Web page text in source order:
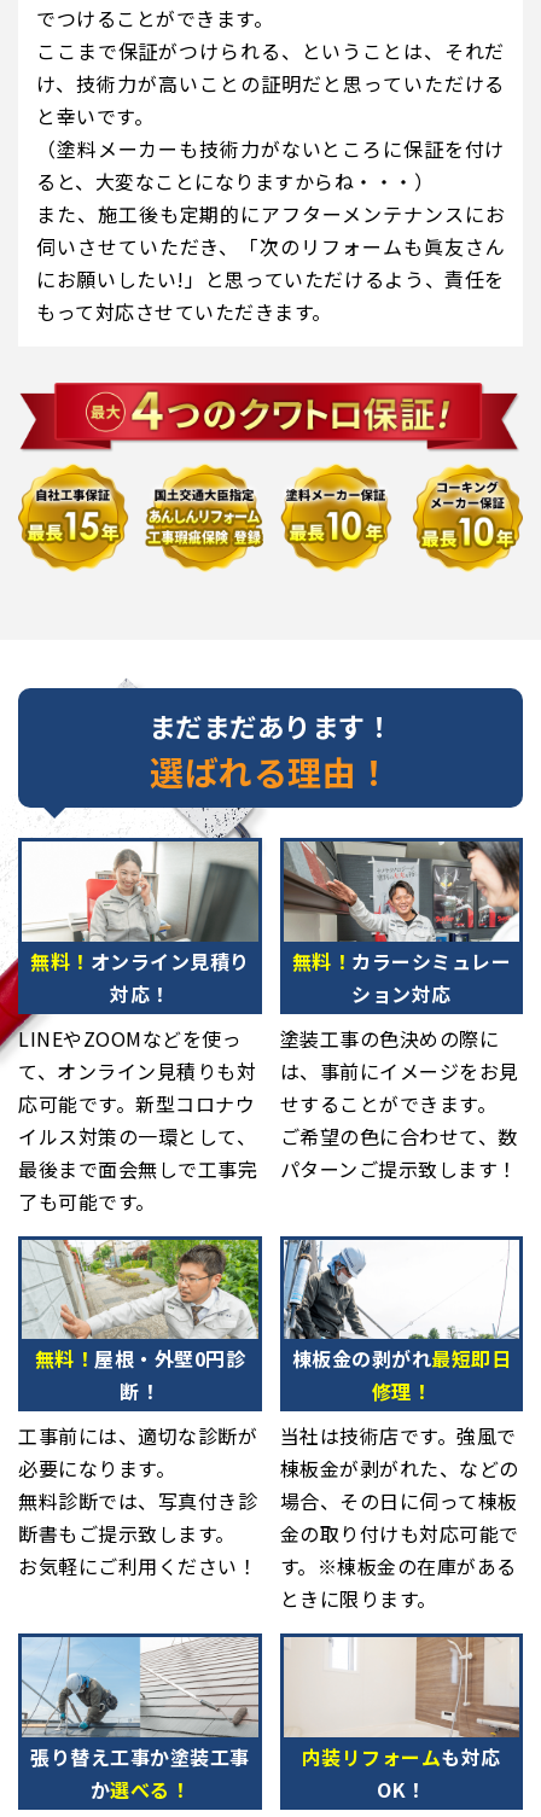
でつけることができます。
ここまで保証がつけられる、ということは、それだ
け、技術力が高いことの証明だと思っていただける
と幸いです。
（塗料メーカーも技術力がないところに保証を付け
ると、大変なことになりますからね・・・）
また、施工後も定期的にアフターメンテナンスにお
伺いさせていただき、「次のリフォームも眞友さん
にお願いしたい!」と思っていただけるよう、責任を
もって対応させていただきます。
まだまだあります！
選ばれる理由！
無料！ オンライン見積り
対応！
LINEやZOOMなどを使っ
て、オンライン見積りも対
応可能です。新型コロナウ
イルス対策の一環として、
最後まで面会無しで工事完
了も可能です。
無料！ カラーシミュレー
ション対応
塗装工事の色決めの際に
は、事前にイメージをお見
せすることができます。
ご希望の色に合わせて、数
パターンご提示致します！
無料！ 屋根・外壁0円診
断！
工事前には、適切な診断が
必要になります。
無料診断では、写真付き診
断書もご提示致します。
お気軽にご利用ください！
棟板金の剥がれ最短即日
修理！
当社は技術店です。強風で
棟板金が剥がれた、などの
場合、その日に伺って棟板
金の取り付けも対応可能で
す。※棟板金の在庫がある
ときに限ります。
張り替え工事か塗装工事
か選べる！
内装リフォームも対応
OK！